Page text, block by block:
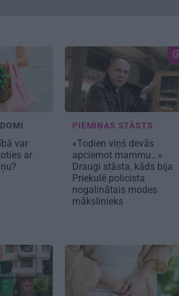
var
ar
PIEMIŅAS STĀSTS
«Todien viņš devās
apciemot mammu…»
Draugi stāsta, kāds bija
Priekulē policista
nogalinātais modes
mākslinieks